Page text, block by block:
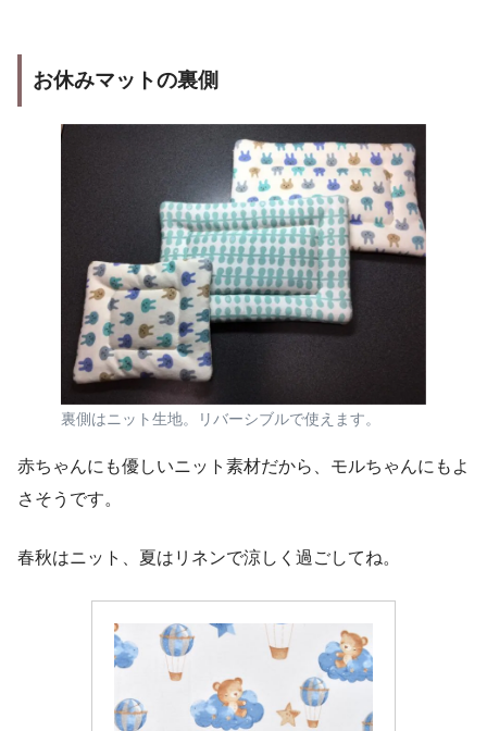
お休みマットの裏側
裏側はニット生地。リバーシブルで使えます。
赤ちゃんにも優しいニット素材だから、モルちゃんにもよ
さそうです。
春秋はニット、夏はリネンで涼しく過ごしてね。